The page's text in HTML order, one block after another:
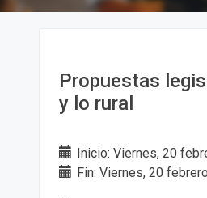
Propuestas
y lo rural
Inicio: Viernes, 20
Fin: Viernes, 20